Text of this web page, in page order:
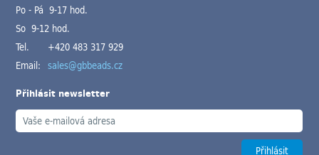
Po - Pá 9-17 hod.
So 9-12 hod.
Tel.
+420 483 317 929
Email: sales@gbbeads.cz
Přihlásit newsletter